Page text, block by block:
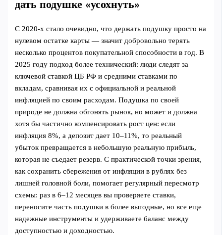
дать подушке «усохнуть»
С 2020‑х стало очевидно, что держать подушку просто на
нулевом остатке карты — значит добровольно терять
несколько процентов покупательной способности в год. В
2025 году подход более технический: люди следят за
ключевой ставкой ЦБ РФ и средними ставками по
вкладам, сравнивая их с официальной и реальной
инфляцией по своим расходам. Подушка по своей
природе не должна обгонять рынок, но может и должна
хотя бы частично компенсировать рост цен: если
инфляция 8%, а депозит дает 10–11%, то реальный
убыток превращается в небольшую реальную прибыль,
которая не съедает резерв. С практической точки зрения,
как сохранить сбережения от инфляции в рублях без
лишней головной боли, помогает регулярный пересмотр
схемы: раз в 6–12 месяцев вы проверяете ставки,
переносите часть подушки в более выгодные, но все еще
надежные инструменты и удерживаете баланс между
доступностью и доходностью.